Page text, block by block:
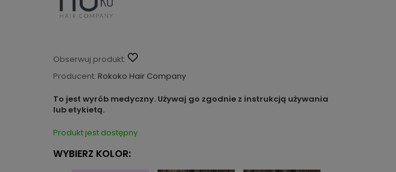
Obserwuj produkt:
Producent: Rokoko Hair Company
To jest wyrób medyczny. Używaj go zgodnie z instrukcją używania
lub etykietą.
Produkt jest dostępny
WYBIERZ KOLOR: